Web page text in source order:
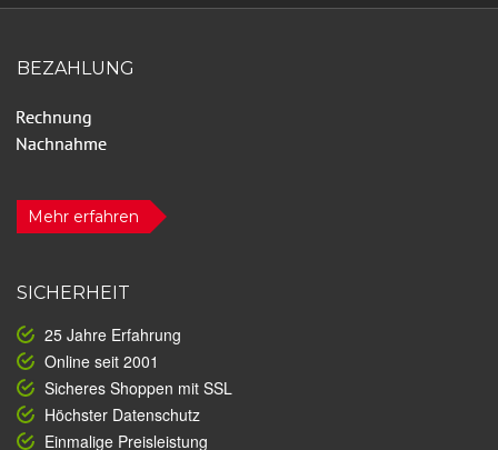
BEZAHLUNG
Mehr erfahren
SICHERHEIT
25 Jahre Erfahrung
Online seit 2001
Sicheres Shoppen mit SSL
Höchster Datenschutz
Einmalige Preisleistung